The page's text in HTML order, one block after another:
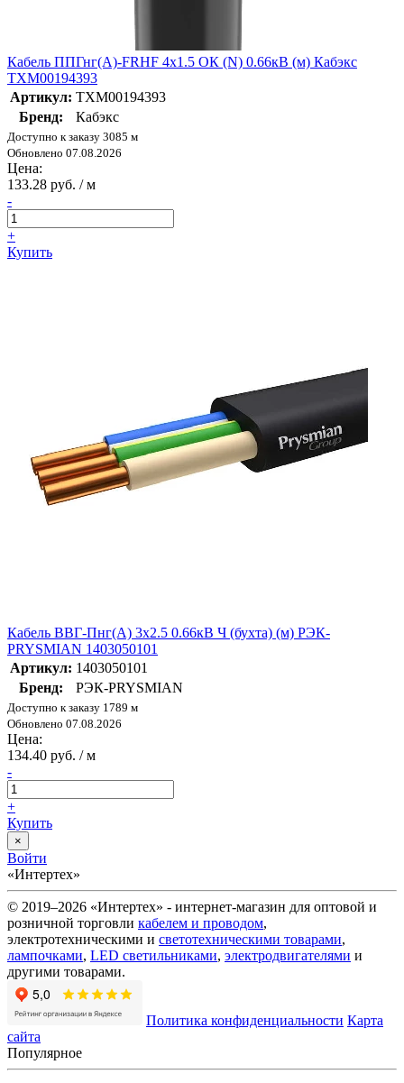
Кабель ППГнг(А)-FRHF 4х1.5 ОК (N) 0.66кВ (м) Кабэкс
ТХМ00194393
Артикул: ТХМ00194393
Бренд:
Кабэкс
Доступно к заказу 3085 м
Обновлено 07.08.2026
Цена:
133.28 руб. / м
-
+
Купить
Кабель ВВГ-Пнг(А) 3х2.5 0.66кВ Ч (бухта) (м) РЭК-
PRYSMIAN 1403050101
Артикул: 1403050101
Бренд:
РЭК-PRYSMIAN
Доступно к заказу 1789 м
Обновлено 07.08.2026
Цена:
134.40 руб. / м
-
+
Купить
×
Войти
«Интертех»
© 2019–2026 «Интертех» - интернет-магазин для оптовой и
розничной торговли кабелем и проводом,
электротехническими и светотехническими товарами,
лампочками, LED светильниками, электродвигателями и
другими товарами.
Политика конфиденциальности Карта
сайта
Популярное